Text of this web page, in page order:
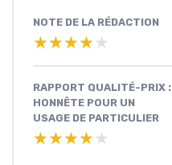
NOTE DE LA RÉDACTION
★★★★★
★★★★★
RAPPORT QUALITÉ-PRIX :
HONNÊTE POUR UN
USAGE DE PARTICULIER
★★★★★
★★★★★